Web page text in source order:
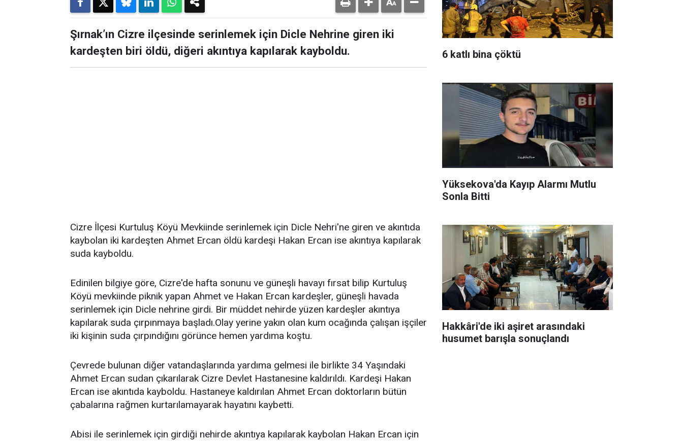
Şırnak’ın Cizre ilçesinde serinlemek için Dicle Nehrine giren iki
kardeşten biri öldü, diğeri akıntıya kapılarak kayboldu.
Cizre İlçesi Kurtuluş Köyü Mevkiinde serinlemek için Dicle Nehri'ne giren ve akıntıda
kaybolan iki kardeşten Ahmet Ercan öldü kardeşi Hakan Ercan ise akıntıya kapılarak
suda kayboldu.
Edinilen bilgiye göre, Cizre'de hafta sonunu ve güneşli havayı fırsat bilip Kurtuluş
Köyü mevkiinde piknik yapan Ahmet ve Hakan Ercan kardeşler, güneşli havada
serinlemek için Dicle nehrine girdi. Bir müddet nehirde yüzen kardeşler akıntıya
kapılarak suda çırpınmaya başladı.Olay yerine yakın olan kum ocağında çalışan işçiler
iki kişinin suda çırpındığını görünce hemen yardıma koştu.
Çevrede bulunan diğer vatandaşlarında yardıma gelmesi ile birlikte 34 Yaşındaki
Ahmet Ercan sudan çıkarılarak Cizre Devlet Hastanesine kaldırıldı. Kardeşi Hakan
Ercan ise akıntıda kayboldu. Hastaneye kaldırılan Ahmet Ercan doktorların bütün
çabalarına rağmen kurtarılamayarak hayatını kaybetti.
Abisi ile serinlemek için girdiği nehirde akıntıya kapılarak kaybolan Hakan Ercan için
6 katlı bina çöktü
Yüksekova'da Kayıp Alarmı Mutlu
Sonla Bitti
Hakkâri'de iki aşiret arasındaki
husumet barışla sonuçlandı